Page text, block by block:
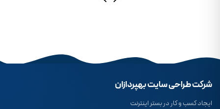
شرکت طراحی سایت بهپردازان
ایجاد کسب و کار در بستر اینترنت